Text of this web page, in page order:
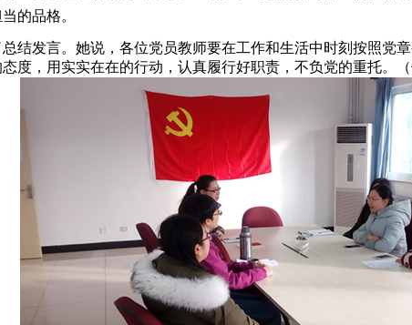
的品格。
结发言。她说，各位党员教师要在工作和生活中时刻按照党
度，用实实在在的行动，认真履行好职责，不负党的重托。（